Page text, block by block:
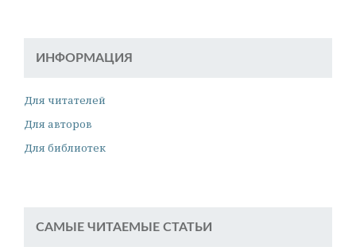
ИНФОРМАЦИЯ
Для читателей
Для авторов
Для библиотек
САМЫЕ ЧИТАЕМЫЕ СТАТЬИ